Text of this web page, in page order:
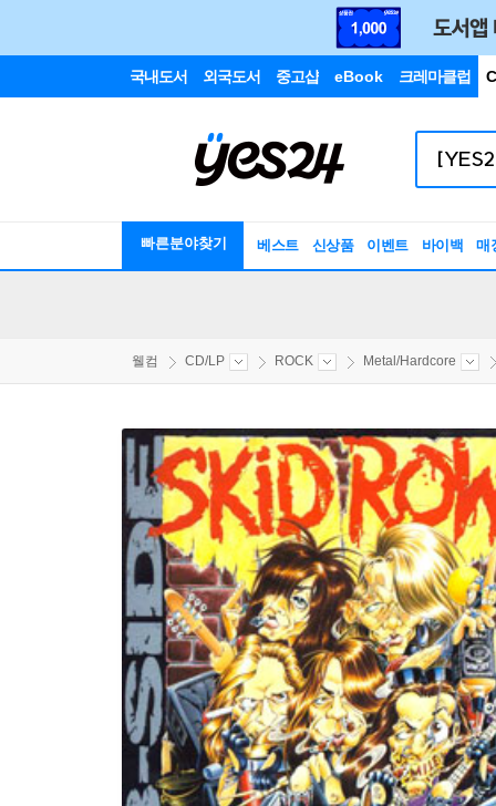
국내도서 외국도서 중고샵 eBook 크레마클럽
빠른분야찾기 베스트 신상품 이벤트 바이백 매
웰컴 CD/LP ROCK Metal/Hardcore